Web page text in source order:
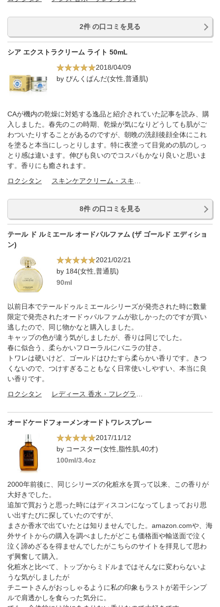
2件 の口コミを見る
シア エクストラクリーム ライト 50mL
2018/04/09
by ぴんくぱんだ(女性,普通肌)
CAが機内の乾燥に対処する逸品と紹介されていた記事を読み、購
入しました。春先のこの時期、乾燥が気になりどうしても肌がご
わついたりすることがあるのですが、朝晩の洗顔後顔全体にこれ
を塗ると本当にしっとりします。特に夜塗って目覚めの肌のしっ
とり感は違います。伸びも良いのでコスパもかなり良いと思いま
す。香りにも癒されます。
ロクシタン
8件 の口コミを見る
テール ド ルミエール オードパルファム (ザ ゴールド エディショ
ン)
2021/02/21
by 184(女性,普通肌)
90ml
以前日本でテールドゥルミエールシリーズが発売された時に数量
限定で発売されたオードゥパルファムが欲しかったのですが買い
逃したので、同じ物かなと購入しました。
キャップの色が違う気がしましたが、香りは同じでした。
春に似合う、柔らかいフローラルにバニラの甘さ。
トワレは硬いけど、ゴールドはひたすら柔らかい香りです。きつ
くないので、つけすぎることもなく日常使いしやすい、本当に良
い香りです。
ロクシタン
オードケードフォーメンオードトワレスプレー
2017/11/12
by コースター(女性,脂性肌,40才)
100ml/3.4oz
2000年前後に、同じシリーズの化粧水を買って以来、この香りが
大好きでした。
追加で買おうと思った時にはディスコンになってしまっており思
い出すたびに探していたのですが、
まさか香水で出ていたとは知りませんでした。amazon.comや、海
外サイトからの購入を調べましたがどこも価格面や輸送面で泣く
泣く諦めざるを得ませんでしたがこちらのサイトを拝見して思わ
ず興奮して購入。
化粧水と比べて、トップからミドルまではそんなに変わらないよ
うな気がしましたが
チニートさんがおっしゃるように私の印象もラストが若干シンプ
ルで肩透かしを食らった気分に。